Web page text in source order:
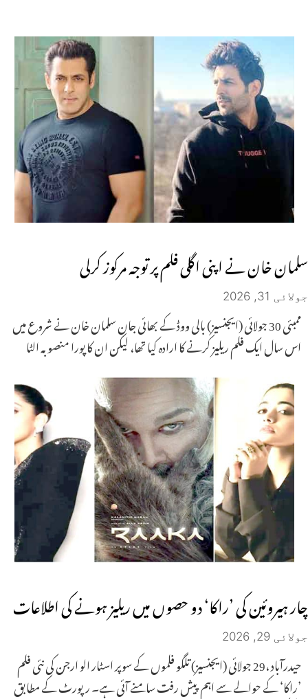
سلمان خان نے اپنی اگلی فلم پر توجہ مرکوز کرلی
جولائی 31, 2026
ممبئی 30 جولائی (ایجنسیز) بالی ووڈ کے بھائی جان سلمان خان نے شروع میں
اس سال ایک فلم ریلیز کرنے کا ارادہ کیا تھا، لیکن ان کا پورا منصوبہ الٹا
چار ہیروئین کی ’راکا‘ دو حصوں میں ریلیز ہونے کی اطلاعات
جولائی 29, 2026
حیدرآباد ،29 جولائی (ایجنسیز) تلگو فلموں کے سوپر اسٹار الو ارجن کی نئی فلم
’راکا‘ کے حوالے سے اہم پیش رفت سامنے آئی ہے۔ رپورٹ کے مطابق